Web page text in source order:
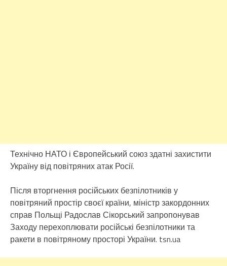
Технічно НАТО і Європейський союз здатні захистити
Україну від повітряних атак Росії.
Після вторгнення російських безпілотників у
повітряний простір своєї країни, міністр закордонних
справ Польщі Радослав Сікорський запропонував
Заходу перехоплювати російські безпілотники та
ракети в повітряному просторі України. tsn.ua